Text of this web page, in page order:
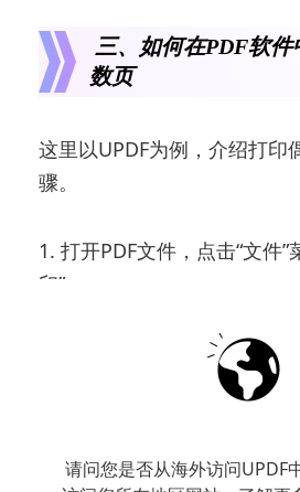
请问您是否从海外访问UPDF
三、如何在PDF软
数页
这里以UPDF为例，介绍打印
骤。
1. 打开PDF文件，点击“文件”
印”。
2. 在打印设置窗口中，找到“
3. 在“奇数页或偶数页”的下
页面。